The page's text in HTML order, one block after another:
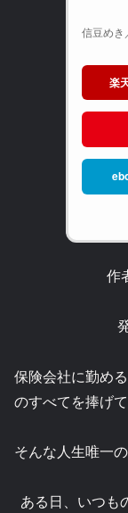
信豆めき
楽
作
保険会社に勤め
のすべてを捧げ
そんな人生唯一
ある日、いつも